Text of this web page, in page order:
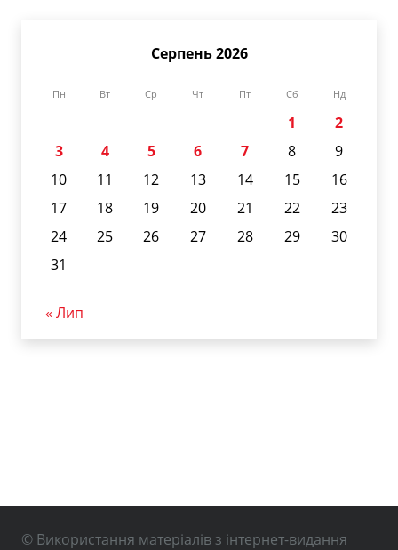
Серпень 2026
Пн Вт Ср Чт Пт Сб Нд
1
2
3
4 5 6 7 8
9
10
11 12 13 14 15
16
17
18 19 20 21 22
23
24
25 26 27 28 29
30
31
« Лип
© Використання матеріалів з інтернет-видання